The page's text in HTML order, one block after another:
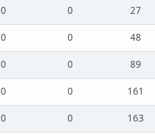
0 0
27
0 0
48
0 0
89
0 0
161
0 0
163